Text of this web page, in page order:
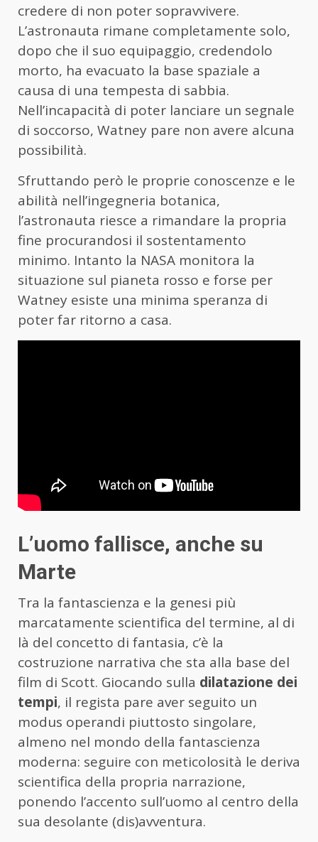
credere di non poter sopravvivere.
L’astronauta rimane completamente solo,
dopo che il suo equipaggio, credendolo
morto, ha evacuato la base spaziale a
causa di una tempesta di sabbia.
Nell’incapacità di poter lanciare un segnale
di soccorso, Watney pare non avere alcuna
possibilità.
Sfruttando però le proprie conoscenze e le
abilità nell’ingegneria botanica,
l’astronauta riesce a rimandare la propria
fine procurandosi il sostentamento
minimo. Intanto la NASA monitora la
situazione sul pianeta rosso e forse per
Watney esiste una minima speranza di
poter far ritorno a casa.
L’uomo fallisce, anche su
Marte
Tra la fantascienza e la genesi più
marcatamente scientifica del termine, al di
là del concetto di fantasia, c’è la
costruzione narrativa che sta alla base del
film di Scott. Giocando sulla dilatazione dei
tempi, il regista pare aver seguito un
modus operandi piuttosto singolare,
almeno nel mondo della fantascienza
moderna: seguire con meticolosità le deriva
scientifica della propria narrazione,
ponendo l’accento sull’uomo al centro della
sua desolante (dis)avventura.